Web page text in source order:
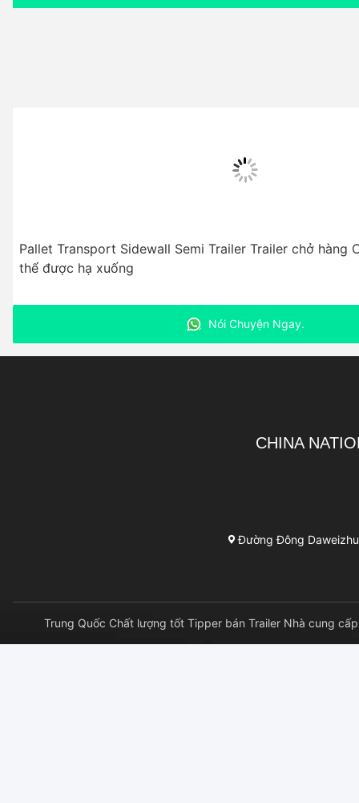
Pallet Transport Sidewall Semi Trailer Trailer chở hàng
thể được hạ xuống
Nói Chuyện Ngay.
CHINA
Đường Đông
Trung Quốc Chất lượng tốt Tipper bán Trailer Nhà cung